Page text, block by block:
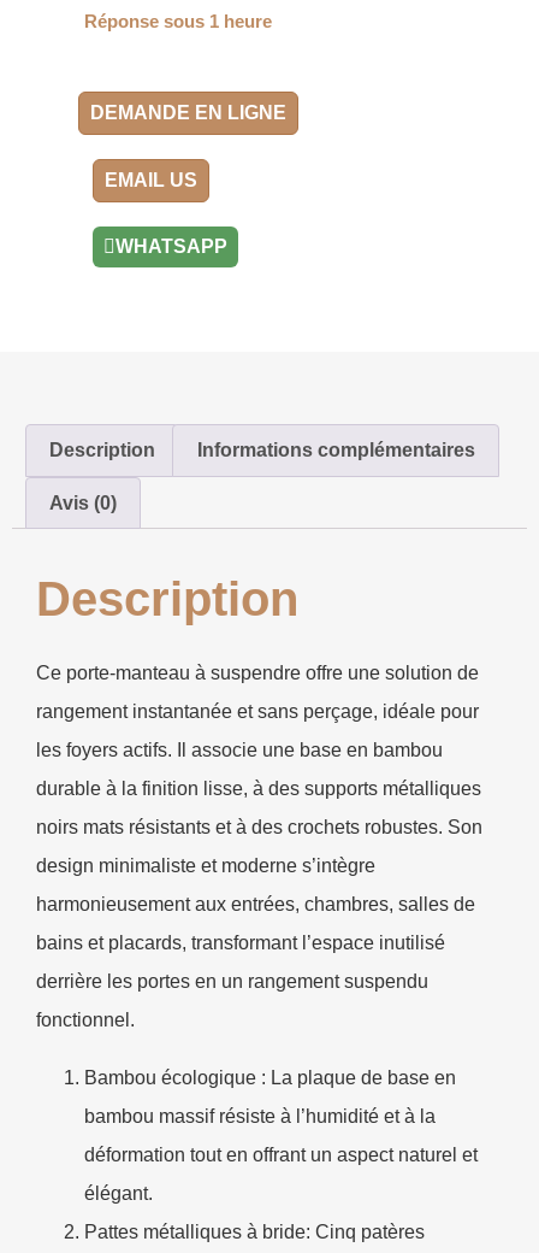
Réponse sous 1 heure
DEMANDE EN LIGNE
EMAIL US
WHATSAPP
Description Informations complémentaires
Avis (0)
Description
Ce porte-manteau à suspendre offre une solution de
rangement instantanée et sans perçage, idéale pour
les foyers actifs. Il associe une base en bambou
durable à la finition lisse, à des supports métalliques
noirs mats résistants et à des crochets robustes. Son
design minimaliste et moderne s’intègre
harmonieusement aux entrées, chambres, salles de
bains et placards, transformant l’espace inutilisé
derrière les portes en un rangement suspendu
fonctionnel.
Bambou écologique : La plaque de base en
bambou massif résiste à l’humidité et à la
déformation tout en offrant un aspect naturel et
élégant.
Pattes métalliques à bride: Cinq patères